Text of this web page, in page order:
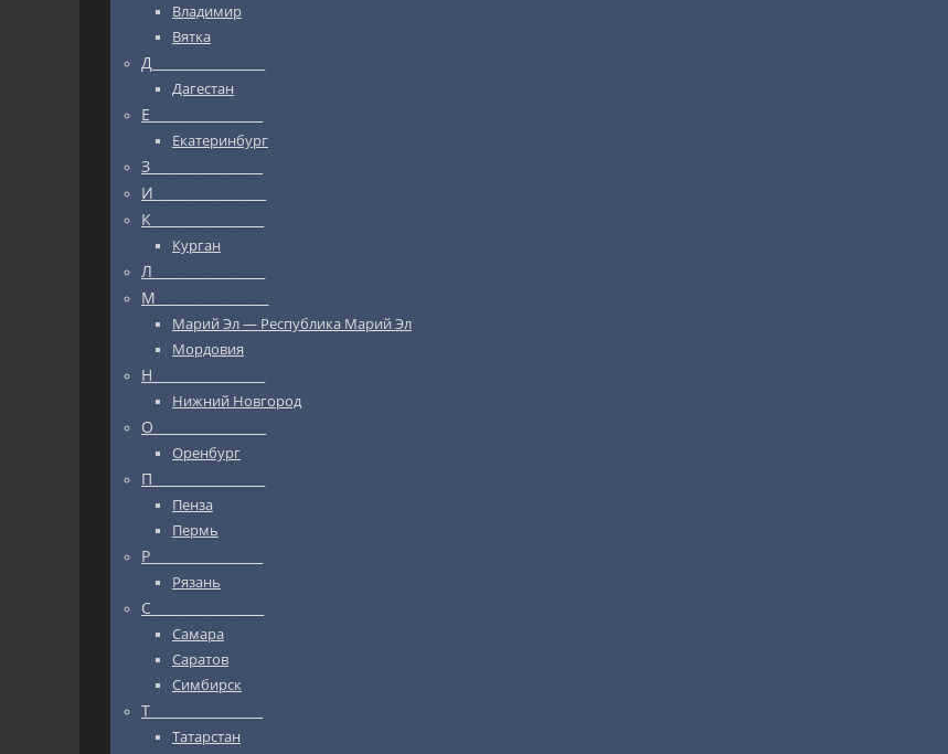
Владимир
Вятка
Д_________________
Дагестан
Е_________________
Екатеринбург
З_________________
И_________________
К_________________
Курган
Л_________________
М_________________
Марий Эл — Республика Марий Эл
Мордовия
Н_________________
Нижний Новгород
О_________________
Оренбург
П_________________
Пенза
Пермь
Р_________________
Рязань
С_________________
Самара
Саратов
Симбирск
Т_________________
Татарстан